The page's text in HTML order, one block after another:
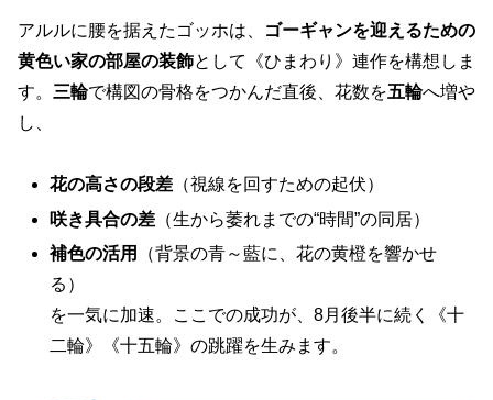
アルルに腰を据えたゴッホは、
ゴーギャンを迎えるための
黄色い家の部屋の装飾として《ひまわり》連作を構想しま
す。 三輪で構図の骨格をつかんだ直後、花数を五輪へ増や
し、
花の高さの段差 （視線を回すための起伏）
咲き具合の差 （生から萎れまでの“時間”の同居）
補色の活用
（背景の青～藍に、花の黄橙を響かせ
る）
を一気に加速。ここでの成功が、8月後半に続く《十
二輪》《十五輪》の跳躍を生みます。